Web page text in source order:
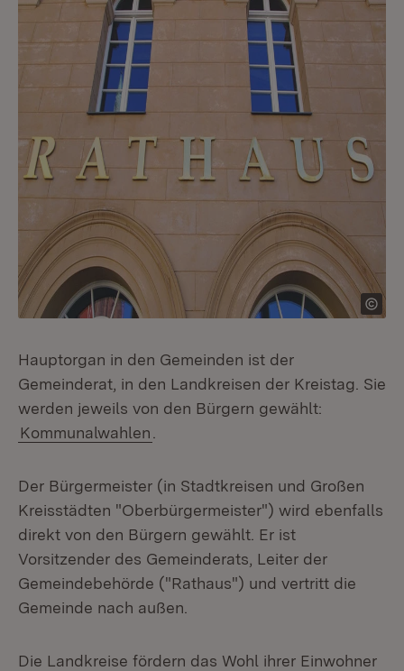
Hauptorgan in den Gemeinden ist der
Gemeinderat, in den Landkreisen der Kreistag. Sie
werden jeweils von den Bürgern gewählt:
Kommunalwahlen
Der Bürgermeister (in Stadtkreisen und Großen
Kreisstädten "Oberbürgermeister") wird ebenfalls
direkt von den Bürgern gewählt. Er ist
Vorsitzender des Gemeinderats, Leiter der
Gemeindebehörde ("Rathaus") und vertritt die
Gemeinde nach außen.
Die Landkreise fördern das Wohl ihrer Einwohner